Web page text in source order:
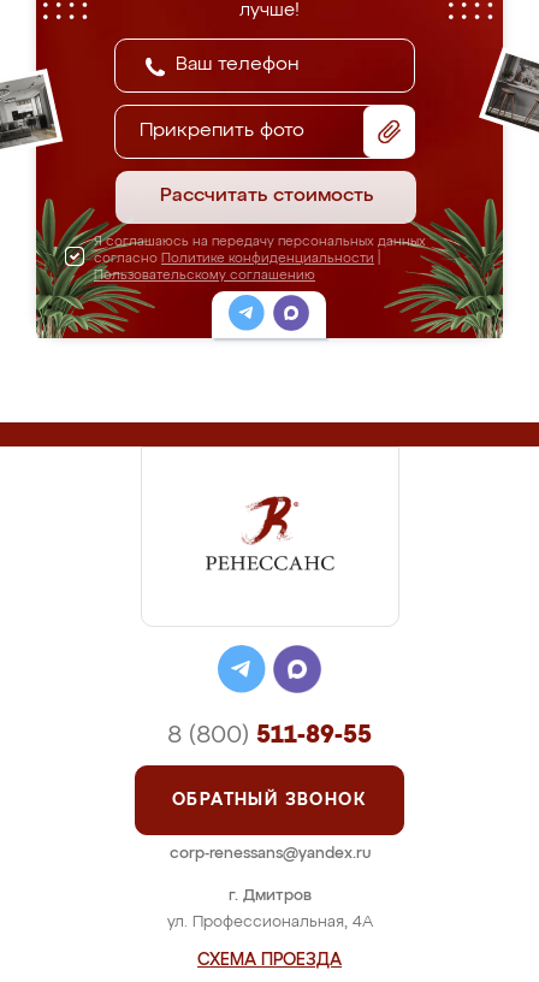
лучше!
Прикрепить фото
Рассчитать стоимость
Я соглашаюсь на передачу персональных данных
согласно Политике конфиденциальности
Пользовательскому соглашению
г. Дмитров
ул. Профессиональная, 4А
СХЕМА ПРОЕЗДА
8 (800) 511-89-55
ОБРАТНЫЙ ЗВОНОК
corp-renessans@yandex.ru